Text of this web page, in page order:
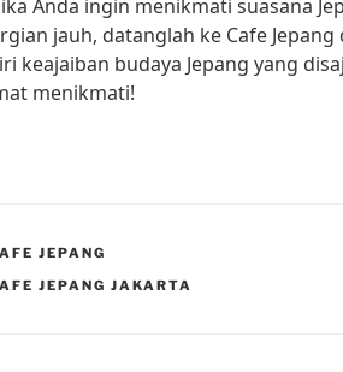
Anda ingin menikmati suasana
jauh, datanglah ke Cafe Jepang
keajaiban budaya Jepang yang
menikmati!
JEPANG
JEPANG JAKARTA